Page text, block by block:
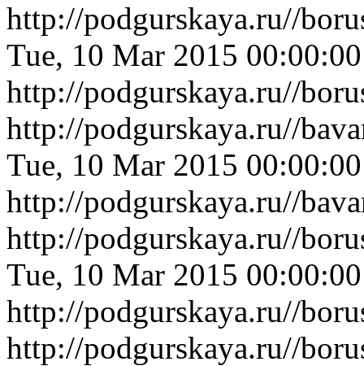
http://podgurskaya.ru//
Tue, 10 Mar 2015
http://podgurskaya.ru//
http://podgurskaya.ru//
Tue, 10 Mar 2015
http://podgurskaya.ru//
http://podgurskaya.ru//
Tue, 10 Mar 2015
http://podgurskaya.ru//
http://podgurskaya.ru//